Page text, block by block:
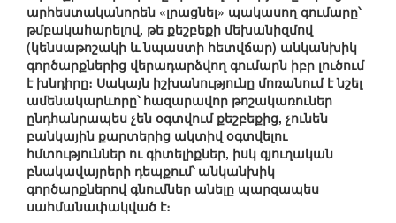
արհեստականորեն «լրացնել» պակասող գումարը՝
թմբակահարելով, թե քեշբեքի մեխանիզմով
(կենսաթոշակի և նպաստի հետվճար) անկանխիկ
գործարքներից վերադարձվող գումարն իբր լուծում
է խնդիրը։ Սակայն իշխանությունը մոռանում է նշել
ամենակարևորը՝ հազարավոր թոշակառուներ
ընդհանրապես չեն օգտվում քեշբեքից, չունեն
բանկային քարտերից ակտիվ օգտվելու
հմտություններ ու գիտելիքներ, իսկ գյուղական
բնակավայրերի դեպքում՝ անկանխիկ
գործարքներով գնումներ անելը պարզապես
սահմանափակված է։